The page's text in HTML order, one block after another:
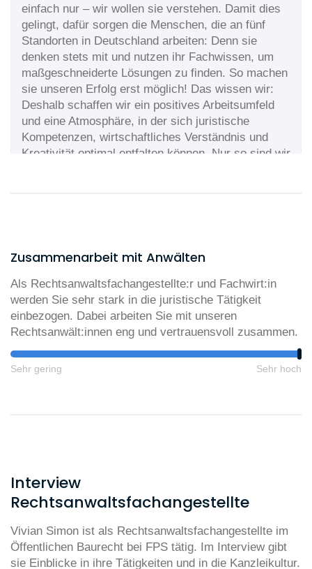
einfach nur – wir wollen sie verstehen. Damit dies
gelingt, dafür sorgen die Menschen, die an fünf
Standorten in Deutschland arbeiten: Denn sie
denken stets mit und nutzen ihr Fachwissen, um
maßgeschneiderte Lösungen zu finden. So machen
sie unseren Erfolg erst möglich! Das wissen wir:
Deshalb schaffen wir ein positives Arbeitsumfeld
und eine Atmosphäre, in der sich juristische
Kompetenzen, wirtschaftliches Verständnis und
Kreativität optimal entfalten können. Nur so sind wir
Zusammenarbeit mit Anwälten
Als Rechtsanwaltsfachangestellte:r und Fachwirt:in
werden Sie sehr stark in die juristische Tätigkeit
einbezogen. Dabei arbeiten Sie mit unseren
Rechtsanwält:innen eng und vertrauensvoll zusammen.
Sehr gering Sehr hoch
Interview
Rechtsanwaltsfachangestellte
Vivian Simon ist als Rechtsanwaltsfachangestellte im
Öffentlichen Baurecht bei FPS tätig. Im Interview gibt
sie Einblicke in ihre Tätigkeiten und in die Kanzleikultur.